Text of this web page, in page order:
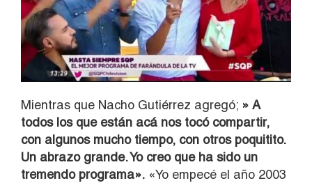
Mientras que Nacho Gutiérrez agregó; » A
todos los que están acá nos tocó compartir,
con algunos mucho tiempo, con otros poquitito.
Un abrazo grande. Yo creo que ha sido un
tremendo programa». «Yo empecé el año 2003